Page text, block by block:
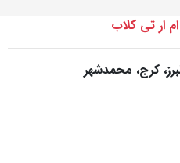
ار تی کلاب
کرج، محمدشهر